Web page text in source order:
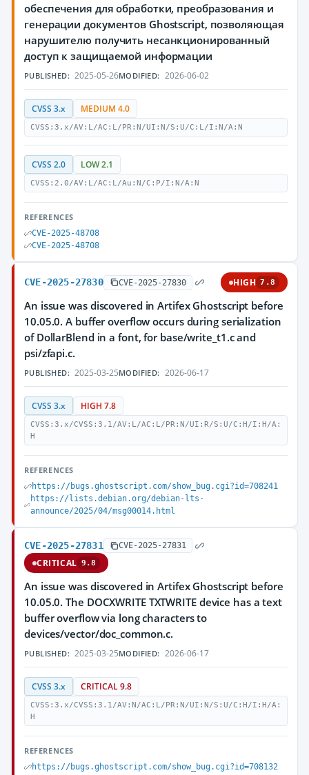
обеспечения для обработки, преобразования и
генерации документов Ghostscript, позволяющая
нарушителю получить несанкционированный
доступ к защищаемой информации
PUBLISHED: 2025-05-26MODIFIED: 2026-06-02
CVSS 3.x MEDIUM 4.0
CVSS:3.x/AV:L/AC:L/PR:N/UI:N/S:U/C:L/I:N/A:N
CVSS 2.0 LOW 2.1
CVSS:2.0/AV:L/AC:L/Au:N/C:P/I:N/A:N
REFERENCES
CVE-2025-48708
CVE-2025-48708
CVE-2025-27830 CVE-2025-27830 HIGH 7.8
An issue was discovered in Artifex Ghostscript before
10.05.0. A buffer overflow occurs during serialization
of DollarBlend in a font, for base/write_t1.c and
psi/zfapi.c.
PUBLISHED: 2025-03-25MODIFIED: 2026-06-17
CVSS 3.x HIGH 7.8
CVSS:3.x/CVSS:3.1/AV:L/AC:L/PR:N/UI:R/S:U/C:H/I:H/A:
H
REFERENCES
https://bugs.ghostscript.com/show_bug.cgi?id=708241
https://lists.debian.org/debian-lts-
announce/2025/04/msg00014.html
CVE-2025-27831 CVE-2025-27831
CRITICAL 9.8
An issue was discovered in Artifex Ghostscript before
10.05.0. The DOCXWRITE TXTWRITE device has a text
buffer overflow via long characters to
devices/vector/doc_common.c.
PUBLISHED: 2025-03-25MODIFIED: 2026-06-17
CVSS 3.x CRITICAL 9.8
CVSS:3.x/CVSS:3.1/AV:N/AC:L/PR:N/UI:N/S:U/C:H/I:H/A:
H
REFERENCES
https://bugs.ghostscript.com/show_bug.cgi?id=708132